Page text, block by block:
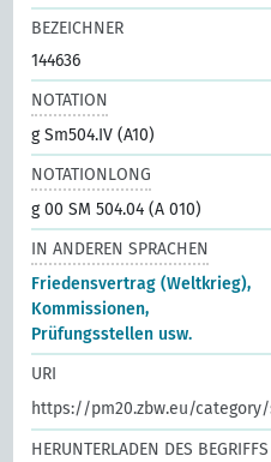
BEZEICHNER
144636
NOTATION
g Sm504.IV (A10)
NOTATIONLONG
g 00 SM 504.04 (A 010)
IN ANDEREN SPRACHEN
Friedensvertrag (Weltkrieg),
Kommissionen,
Prüfungsstellen usw.
URI
https://pm20.zbw.eu/
HERUNTERLADEN DES BEGRIFFS